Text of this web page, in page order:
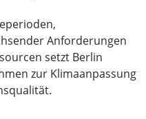
Anforderungen
setzt Berlin
zur Klimaanpassung